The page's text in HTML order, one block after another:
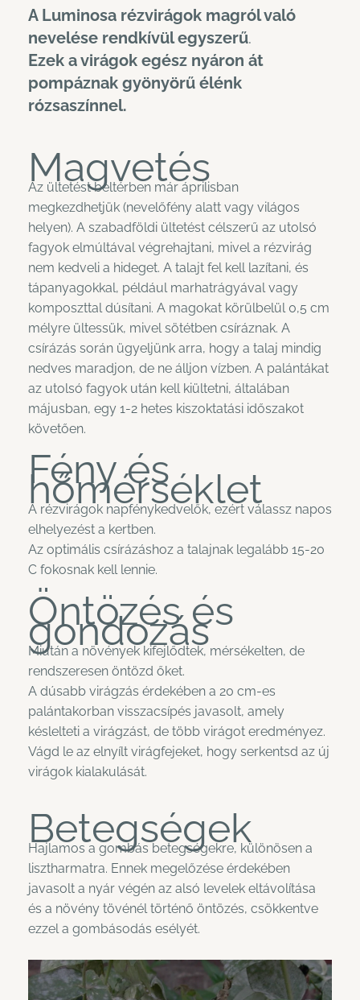
A Luminosa rézvirágok magról való
nevelése rendkívül egyszerű.
Ezek a virágok egész nyáron át
pompáznak gyönyörű élénk
rózsaszínnel.
Magvetés
Az ültetést beltérben már áprilisban
megkezdhetjük (nevelőfény alatt vagy világos
helyen). A szabadföldi ültetést célszerű az utolsó
fagyok elmúltával végrehajtani, mivel a rézvirág
nem kedveli a hideget. A talajt fel kell lazítani, és
tápanyagokkal, például marhatrágyával vagy
komposzttal dúsítani. A magokat körülbelül 0,5 cm
mélyre ültessük, mivel sötétben csíráznak. A
csírázás során ügyeljünk arra, hogy a talaj mindig
nedves maradjon, de ne álljon vízben. A palántákat
az utolsó fagyok után kell kiültetni, általában
májusban, egy 1-2 hetes kiszoktatási időszakot
követően.
Fény és
hőmérséklet
A rézvirágok napfénykedvelők, ezért válassz napos
elhelyezést a kertben.
Az optimális csírázáshoz a talajnak legalább 15-20
C fokosnak kell lennie.
Öntözés és
gondozás
Miután a növények kifejlődtek, mérsékelten, de
rendszeresen öntözd őket.
A dúsabb virágzás érdekében a 20 cm-es
palántakorban visszacsípés javasolt, amely
késlelteti a virágzást, de több virágot eredményez.
Vágd le az elnyílt virágfejeket, hogy serkentsd az új
virágok kialakulását.
Betegségek
Hajlamos a gombás betegségekre, különösen a
lisztharmatra. Ennek megelőzése érdekében
javasolt a nyár végén az alsó levelek eltávolítása
és a növény tövénél történő öntözés, csökkentve
ezzel a gombásodás esélyét.